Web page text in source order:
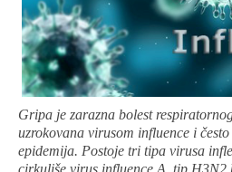
Gripa je zarazna bolest
uzrokovana virusom influence i
epidemija. Postoje tri tipa virusa
cirkuliše virus influence A, tip H3N2